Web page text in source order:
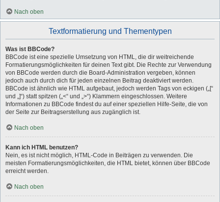
Nach oben
Textformatierung und Thementypen
Was ist BBCode?
BBCode ist eine spezielle Umsetzung von HTML, die dir weitreichende
Formatierungsmöglichkeiten für deinen Text gibt. Die Rechte zur Verwendung
von BBCode werden durch die Board-Administration vergeben, können
jedoch auch durch dich für jeden einzelnen Beitrag deaktiviert werden.
BBCode ist ähnlich wie HTML aufgebaut, jedoch werden Tags von eckigen („[“
und „]“) statt spitzen („<“ und „>“) Klammern eingeschlossen. Weitere
Informationen zu BBCode findest du auf einer speziellen Hilfe-Seite, die von
der Seite zur Beitragserstellung aus zugänglich ist.
Nach oben
Kann ich HTML benutzen?
Nein, es ist nicht möglich, HTML-Code in Beiträgen zu verwenden. Die
meisten Formatierungsmöglichkeiten, die HTML bietet, können über BBCode
erreicht werden.
Nach oben